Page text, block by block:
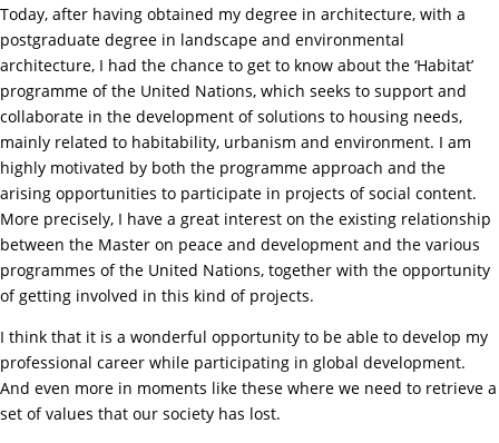
Today, after having obtained my degree in architecture, with a
postgraduate degree in landscape and environmental
architecture, I had the chance to get to know about the ‘Habitat’
programme of the United Nations, which seeks to support and
collaborate in the development of solutions to housing needs,
mainly related to habitability, urbanism and environment. I am
highly motivated by both the programme approach and the
arising opportunities to participate in projects of social content.
More precisely, I have a great interest on the existing relationship
between the Master on peace and development and the various
programmes of the United Nations, together with the opportunity
of getting involved in this kind of projects.
I think that it is a wonderful opportunity to be able to develop my
professional career while participating in global development.
And even more in moments like these where we need to retrieve a
set of values that our society has lost.